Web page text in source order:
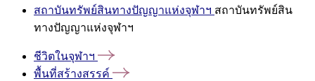
สถาบันทรัพย์สินทางปัญญาแห่งจุฬาฯ สถาบันทรัพย์สิน
ทางปัญญาแห่งจุฬาฯ
ชีวิตในจุฬาฯ
พื้นที่สร้างสรรค์